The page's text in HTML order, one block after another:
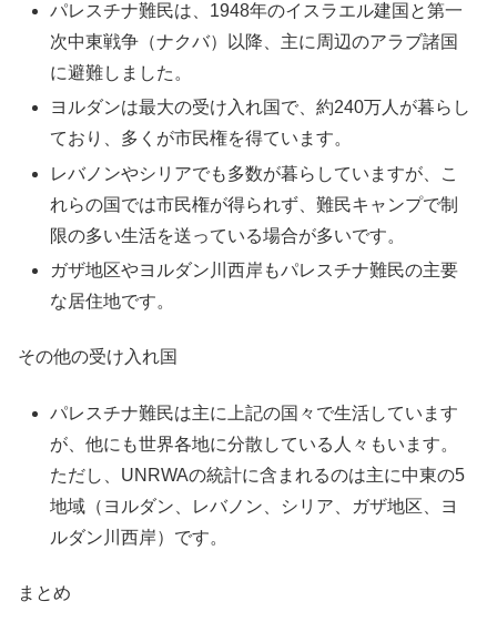
パレスチナ難民は、1948年のイスラエル建国と第一
次中東戦争（ナクバ）以降、主に周辺のアラブ諸国
に避難しました。
ヨルダンは最大の受け入れ国で、約240万人が暮らし
ており、多くが市民権を得ています。
レバノンやシリアでも多数が暮らしていますが、こ
れらの国では市民権が得られず、難民キャンプで制
限の多い生活を送っている場合が多いです。
ガザ地区やヨルダン川西岸もパレスチナ難民の主要
な居住地です。
その他の受け入れ国
パレスチナ難民は主に上記の国々で生活しています
が、他にも世界各地に分散している人々もいます。
ただし、UNRWAの統計に含まれるのは主に中東の5
地域（ヨルダン、レバノン、シリア、ガザ地区、ヨ
ルダン川西岸）です。
まとめ